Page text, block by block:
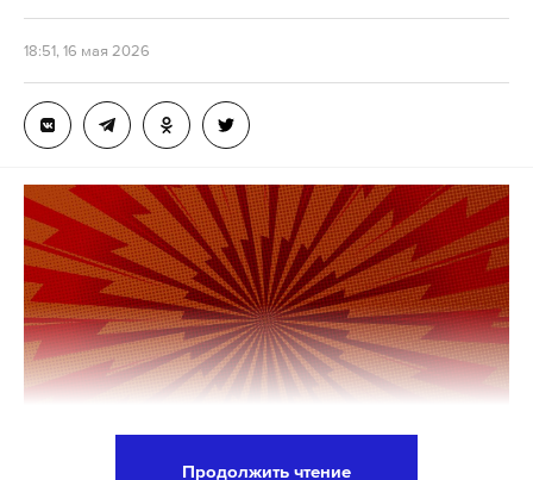
18:51, 16 мая 2026
Продолжить чтение